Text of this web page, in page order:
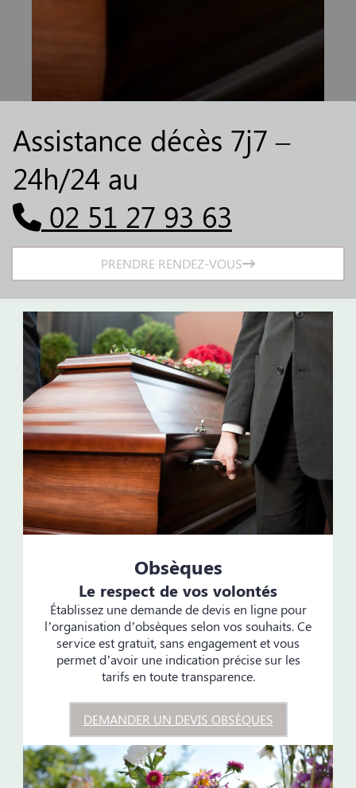
Assistance décès 7j7 –
24h/24 au
02 51 27 93 63
PRENDRE RENDEZ-VOUS
Obsèques
Le respect de vos volontés
Établissez une demande de devis en ligne pour
l’organisation d’obsèques selon vos souhaits. Ce
service est gratuit, sans engagement et vous
permet d’avoir une indication précise sur les
tarifs en toute transparence.
DEMANDER UN DEVIS OBSÈQUES